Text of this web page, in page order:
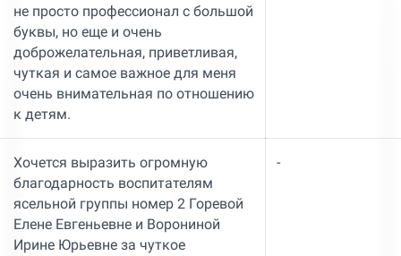
не просто профессионал с большой
буквы, но еще и очень
доброжелательная, приветливая,
чуткая и самое важное для меня
очень внимательная по отношению
к детям.
Хочется выразить огромную
благодарность воспитателям
ясельной группы номер 2 Горевой
Елене Евгеньевне и Ворониной
Ирине Юрьевне за чуткое
-